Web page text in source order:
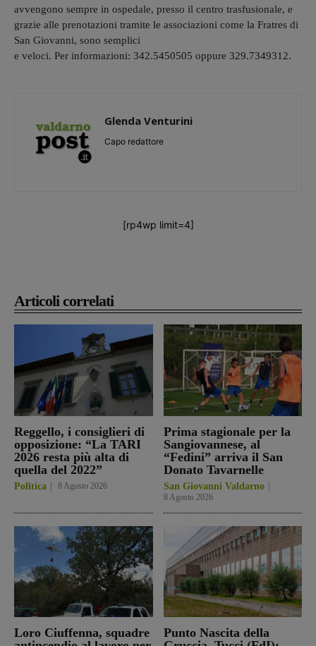
Articoli correlati
Reggello, i consiglieri di
opposizione: “La TARI
2026 resta più alta di
quella del 2022”
Politica 8 Agosto 2026
Prima stagionale per la
Sangiovannese, al
“Fedini” arriva il San
Donato Tavarnelle
San Giovanni Valdarno
8 Agosto 2026
Loro Ciuffenna, squadre
Punto Nascita della
avvengono sempre in ospedale, presso il centro trasfusionale, e
grazie alle prenotazioni tramite le associazioni come la Fratres di
San Giovanni, sono semplici
e veloci. Per informazioni: 342.5450505 oppure 329.7349312.
Glenda Venturini
Capo redattore
[rp4wp limit=4]